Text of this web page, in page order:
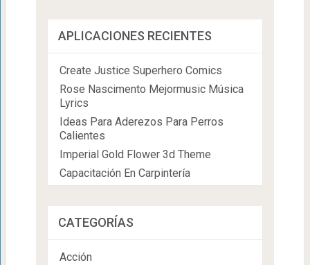
APLICACIONES RECIENTES
Create Justice Superhero Comics
Rose Nascimento Mejormusic Música
Lyrics
Ideas Para Aderezos Para Perros
Calientes
Imperial Gold Flower 3d Theme
Capacitación En Carpintería
CATEGORÍAS
Acción